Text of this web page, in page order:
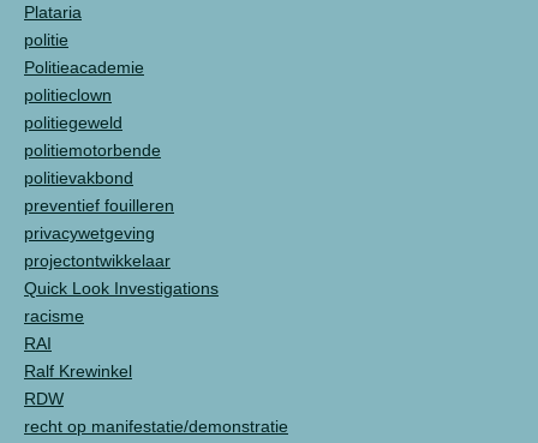
Plataria
politie
Politieacademie
politieclown
politiegeweld
politiemotorbende
politievakbond
preventief fouilleren
privacywetgeving
projectontwikkelaar
Quick Look Investigations
racisme
RAI
Ralf Krewinkel
RDW
recht op manifestatie/demonstratie